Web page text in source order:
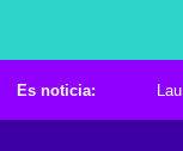
Es noticia: